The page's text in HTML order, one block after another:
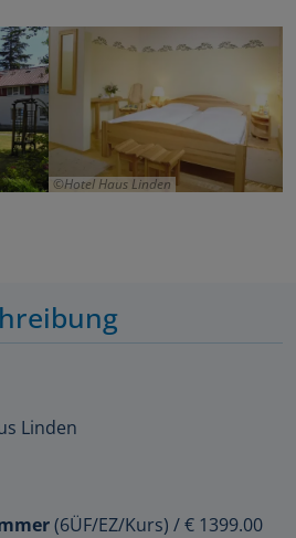
Hotel Haus Linden
Linden
(6ÜF/EZ/Kurs) /€ 1399.00